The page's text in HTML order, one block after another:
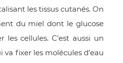
les tissus cutanés. On
du miel dont le glucose
les cellules. C’est aussi un
fixer les molécules d’eau